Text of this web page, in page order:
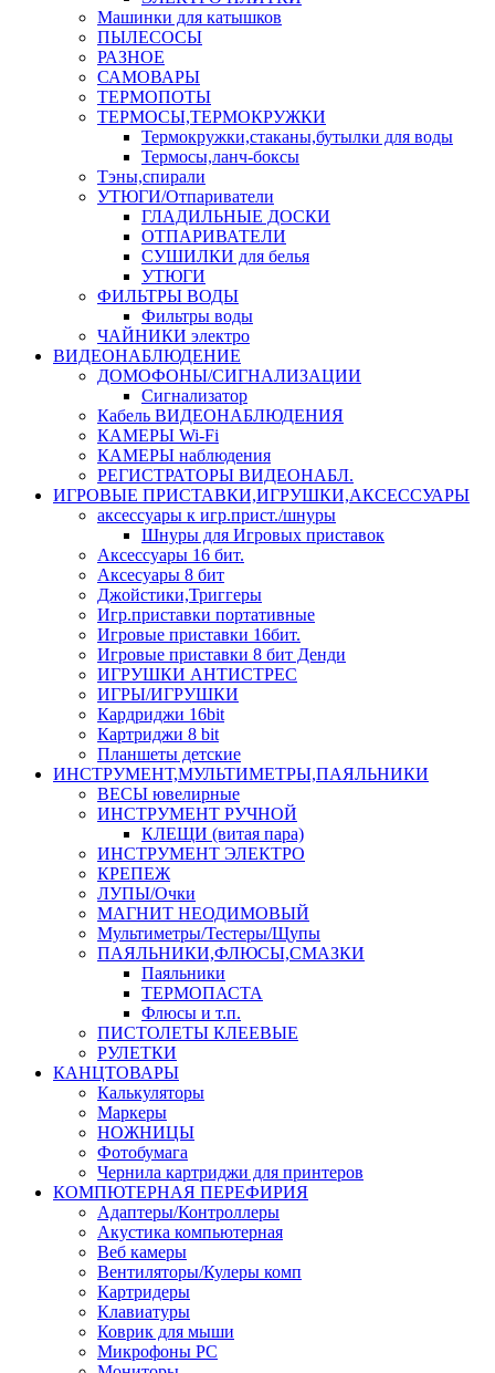
Машинки для катышков
ПЫЛЕСОСЫ
РАЗНОЕ
САМОВАРЫ
ТЕРМОПОТЫ
ТЕРМОСЫ,ТЕРМОКРУЖКИ
Термокружки,стаканы,бутылки для воды
Термосы,ланч-боксы
Тэны,спирали
УТЮГИ/Отпариватели
ГЛАДИЛЬНЫЕ ДОСКИ
ОТПАРИВАТЕЛИ
СУШИЛКИ для белья
УТЮГИ
ФИЛЬТРЫ ВОДЫ
Фильтры воды
ЧАЙНИКИ электро
ВИДЕОНАБЛЮДЕНИЕ
ДОМОФОНЫ/СИГНАЛИЗАЦИИ
Сигнализатор
Кабель ВИДЕОНАБЛЮДЕНИЯ
КАМЕРЫ Wi-Fi
КАМЕРЫ наблюдения
РЕГИСТРАТОРЫ ВИДЕОНАБЛ.
ИГРОВЫЕ ПРИСТАВКИ,ИГРУШКИ,АКСЕССУАРЫ
аксесcуары к игр.прист./шнуры
Шнуры для Игровых приставок
Аксессуары 16 бит.
Аксесуары 8 бит
Джойстики,Триггеры
Игр.приставки портативные
Игровые приставки 16бит.
Игровые приставки 8 бит Денди
ИГРУШКИ АНТИСТРЕС
ИГРЫ/ИГРУШКИ
Кардриджи 16bit
Картриджи 8 bit
Планшеты детские
ИНСТРУМЕНТ,МУЛЬТИМЕТРЫ,ПАЯЛЬНИКИ
ВЕСЫ ювелирные
ИНСТРУМЕНТ РУЧНОЙ
КЛЕЩИ (витая пара)
ИНСТРУМЕНТ ЭЛЕКТРО
КРЕПЕЖ
ЛУПЫ/Очки
МАГНИТ НЕОДИМОВЫЙ
Мультиметры/Тестеры/Щупы
ПАЯЛЬНИКИ,ФЛЮСЫ,СМАЗКИ
Паяльники
ТЕРМОПАСТА
Флюсы и т.п.
ПИСТОЛЕТЫ КЛЕЕВЫЕ
РУЛЕТКИ
КАНЦТОВАРЫ
Калькуляторы
Маркеры
НОЖНИЦЫ
Фотобумага
Чернила картриджи для принтеров
КОМПЮТЕРНАЯ ПЕРЕФИРИЯ
Адаптеры/Контроллеры
Акустика компьютерная
Веб камеры
Вентиляторы/Кулеры комп
Картридеры
Клавиатуры
Коврик для мыши
Микрофоны PC